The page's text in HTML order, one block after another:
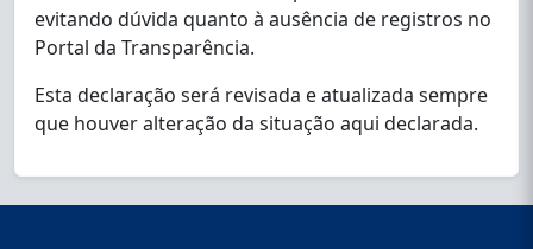
evitando dúvida quanto à ausência de registros no
Portal da Transparência.
Esta declaração será revisada e atualizada sempre
que houver alteração da situação aqui declarada.